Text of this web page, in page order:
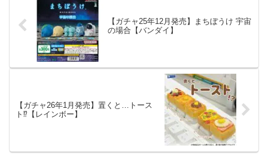
【ガチャ25年12月発売】まちぼうけ 宇宙
の場合【バンダイ】
【ガチャ26年1月発売】置くと…トース
ト⁉【レインボー】